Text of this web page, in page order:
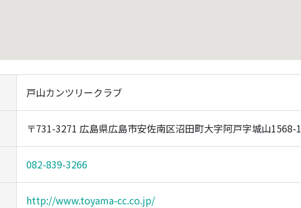
戸山カンツリークラブ
〒731-3271 広島県広島市安佐南区沼田町大字阿戸字城山1568-1
082-839-3266
http://www.toyama-cc.co.jp/